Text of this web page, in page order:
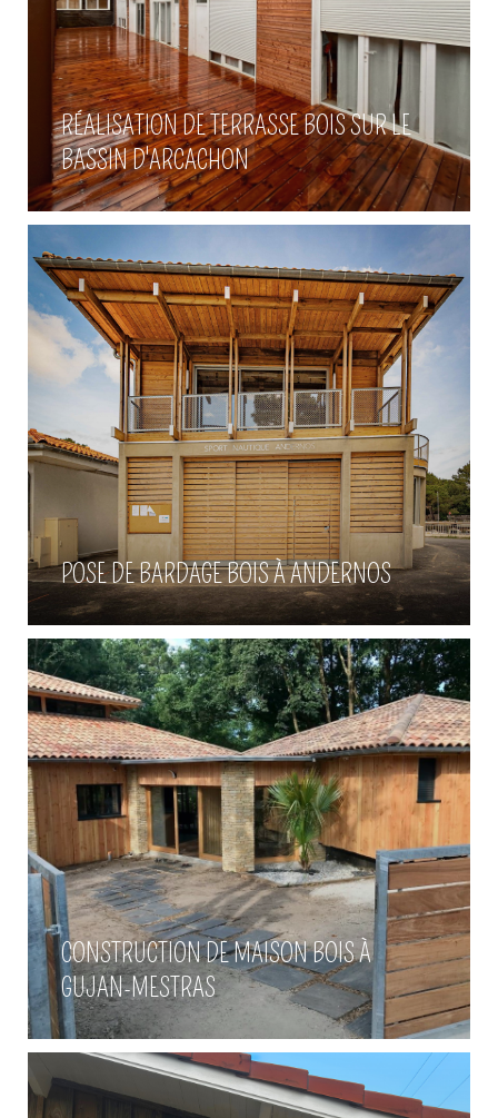
RÉALISATION DE TERRASSE BOIS SUR LE
BASSIN D'ARCACHON
POSE DE BARDAGE BOIS À ANDERNOS
Pose de bardage bois à
Andernos
Voir plus
CONSTRUCTION DE MAISON BOIS À
GUJAN-MESTRAS
Construction de maison bois à
Gujan-Mestras
Fabrication de volets sur-
mesure à Gujan-Mestras
Voir plus